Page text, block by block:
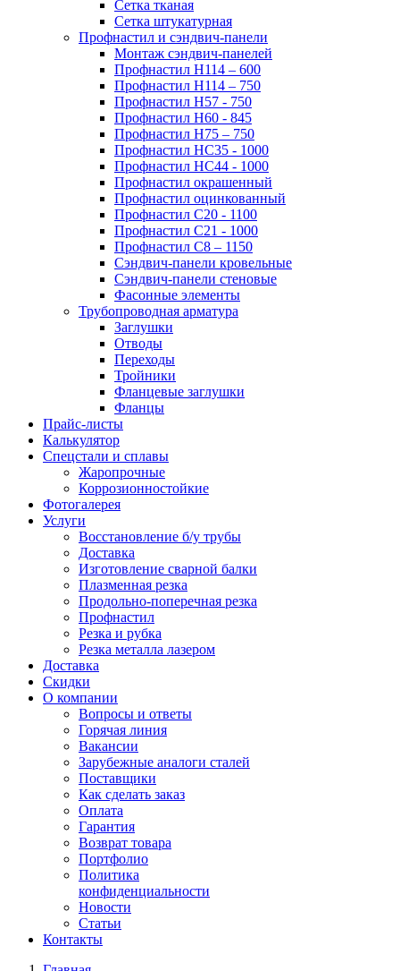
Сетка тканая
Сетка штукатурная
Профнастил и сэндвич-панели
Монтаж сэндвич-панелей
Профнастил Н114 – 600
Профнастил Н114 – 750
Профнастил Н57 - 750
Профнастил Н60 - 845
Профнастил Н75 – 750
Профнастил НС35 - 1000
Профнастил НС44 - 1000
Профнастил окрашенный
Профнастил оцинкованный
Профнастил С20 - 1100
Профнастил С21 - 1000
Профнастил С8 – 1150
Сэндвич-панели кровельные
Сэндвич-панели стеновые
Фасонные элементы
Трубопроводная арматура
Заглушки
Отводы
Переходы
Тройники
Фланцевые заглушки
Фланцы
Прайс-листы
Калькулятор
Спецстали и сплавы
Жаропрочные
Коррозионностойкие
Фотогалерея
Услуги
Восстановление б/у трубы
Доставка
Изготовление сварной балки
Плазменная резка
Продольно-поперечная резка
Профнастил
Резка и рубка
Резка металла лазером
Доставка
Скидки
О компании
Вопросы и ответы
Горячая линия
Вакансии
Зарубежные аналоги сталей
Поставщики
Как сделать заказ
Оплата
Гарантия
Возврат товара
Портфолио
Политика
конфиденциальности
Новости
Статьи
Контакты